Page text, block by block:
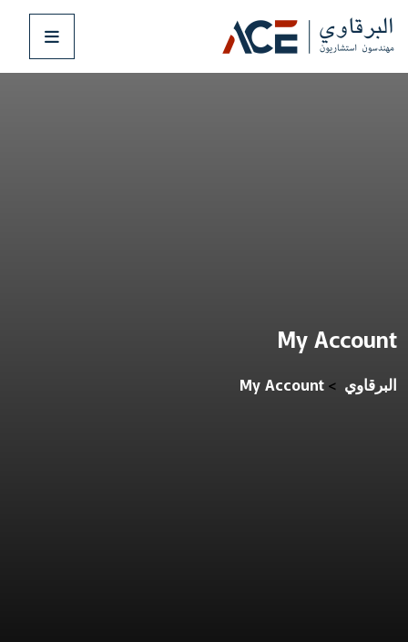
My Account
البرقاوي >
My Account